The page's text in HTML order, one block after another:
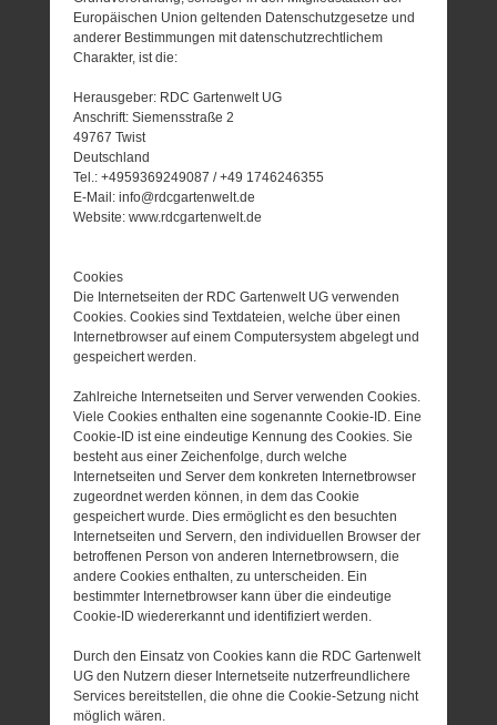
Europäischen Union geltenden Datenschutzgesetze und
anderer Bestimmungen mit datenschutzrechtlichem
Charakter, ist die:
Herausgeber: RDC Gartenwelt UG
Anschrift: Siemensstraße 2
49767 Twist
Deutschland
Tel.: +4959369249087 / +49 1746246355
E-Mail: info@rdcgartenwelt.de
Website: www.rdcgartenwelt.de
Cookies
Die Internetseiten der RDC Gartenwelt UG verwenden
Cookies. Cookies sind Textdateien, welche über einen
Internetbrowser auf einem Computersystem abgelegt und
gespeichert werden.
Zahlreiche Internetseiten und Server verwenden Cookies.
Viele Cookies enthalten eine sogenannte Cookie-ID. Eine
Cookie-ID ist eine eindeutige Kennung des Cookies. Sie
besteht aus einer Zeichenfolge, durch welche
Internetseiten und Server dem konkreten Internetbrowser
zugeordnet werden können, in dem das Cookie
gespeichert wurde. Dies ermöglicht es den besuchten
Internetseiten und Servern, den individuellen Browser der
betroffenen Person von anderen Internetbrowsern, die
andere Cookies enthalten, zu unterscheiden. Ein
bestimmter Internetbrowser kann über die eindeutige
Cookie-ID wiedererkannt und identifiziert werden.
Durch den Einsatz von Cookies kann die RDC Gartenwelt
UG den Nutzern dieser Internetseite nutzerfreundlichere
Services bereitstellen, die ohne die Cookie-Setzung nicht
möglich wären.